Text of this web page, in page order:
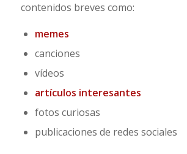
contenidos breves como:
memes
canciones
vídeos
artículos interesantes
fotos curiosas
publicaciones de redes sociales